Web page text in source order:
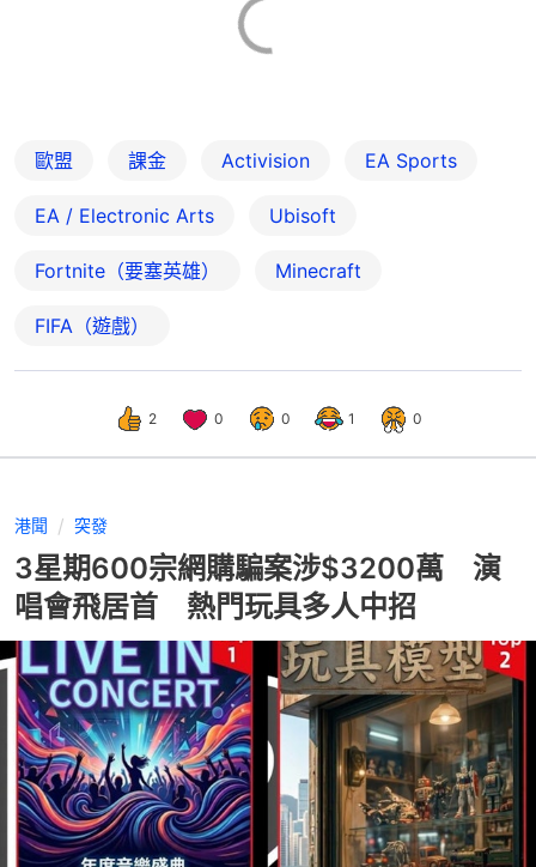
歐盟 課金 Activision EA Sports
EA / Electronic Arts Ubisoft
Fortnite（要塞英雄） Minecraft
FIFA（遊戲）
2 0 0 1 0
港聞 突發
3星期600宗網購騙案涉$3200萬 演
唱會飛居首 熱門玩具多人中招